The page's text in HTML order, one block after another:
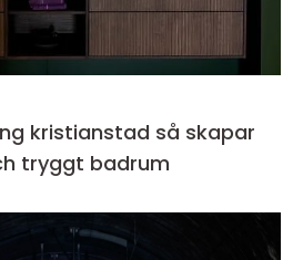
så skapar
tryggt badrum